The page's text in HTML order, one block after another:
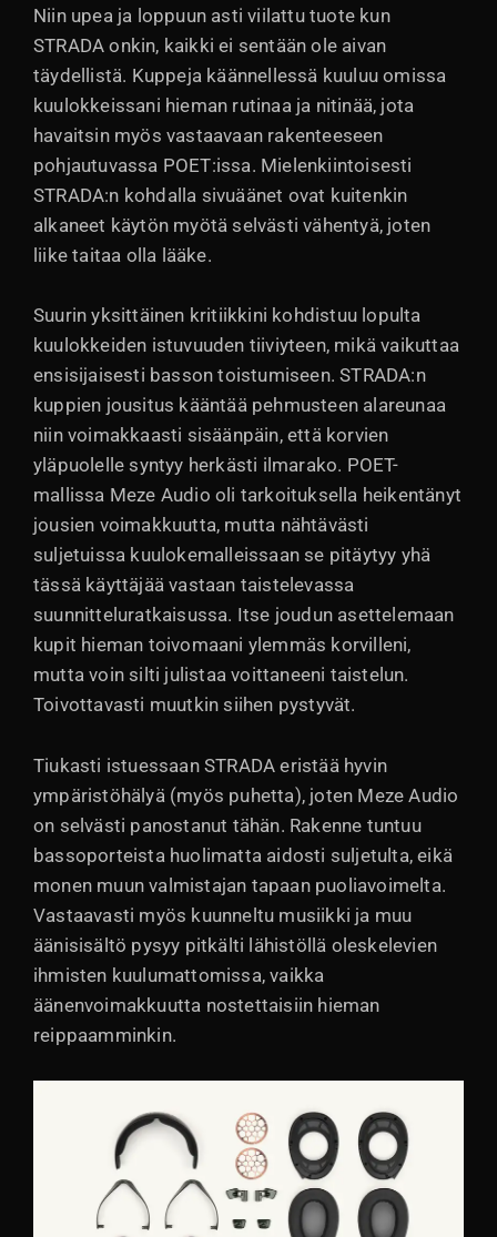
Niin upea ja loppuun asti viilattu tuote kun
STRADA onkin, kaikki ei sentään ole aivan
täydellistä. Kuppeja käännellessä kuuluu omissa
kuulokkeissani hieman rutinaa ja nitinää, jota
havaitsin myös vastaavaan rakenteeseen
pohjautuvassa POET:issa. Mielenkiintoisesti
STRADA:n kohdalla sivuäänet ovat kuitenkin
alkaneet käytön myötä selvästi vähentyä, joten
liike taitaa olla lääke.
Suurin yksittäinen kritiikkini kohdistuu lopulta
kuulokkeiden istuvuuden tiiviyteen, mikä vaikuttaa
ensisijaisesti basson toistumiseen. STRADA:n
kuppien jousitus kääntää pehmusteen alareunaa
niin voimakkaasti sisäänpäin, että korvien
yläpuolelle syntyy herkästi ilmarako. POET-
mallissa Meze Audio oli tarkoituksella heikentänyt
jousien voimakkuutta, mutta nähtävästi
suljetuissa kuulokemalleissaan se pitäytyy yhä
tässä käyttäjää vastaan taistelevassa
suunnitteluratkaisussa. Itse joudun asettelemaan
kupit hieman toivomaani ylemmäs korvilleni,
mutta voin silti julistaa voittaneeni taistelun.
Toivottavasti muutkin siihen pystyvät.
Tiukasti istuessaan STRADA eristää hyvin
ympäristöhälyä (myös puhetta), joten Meze Audio
on selvästi panostanut tähän. Rakenne tuntuu
bassoporteista huolimatta aidosti suljetulta, eikä
monen muun valmistajan tapaan puoliavoimelta.
Vastaavasti myös kuunneltu musiikki ja muu
äänisisältö pysyy pitkälti lähistöllä oleskelevien
ihmisten kuulumattomissa, vaikka
äänenvoimakkuutta nostettaisiin hieman
reippaamminkin.